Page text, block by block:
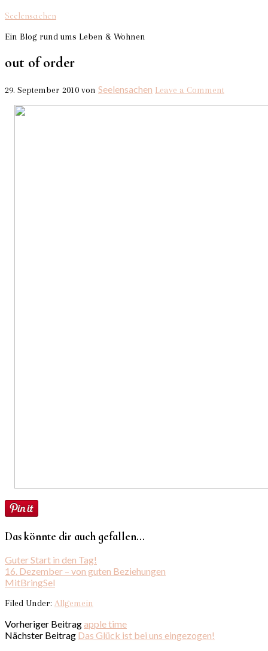
Seelensachen
Ein Blog rund ums Leben & Wohnen
out of order
29. September 2010 von Seelensachen Leave a Comment
Das könnte dir auch gefallen...
Guter Start in den Tag!
16. Dezember – von guten Beziehungen
MitBringSel
Filed Under: Allgemein
Vorheriger Beitragapple time
Nächster Beitrag Das Glück ist bei uns eingezogen!